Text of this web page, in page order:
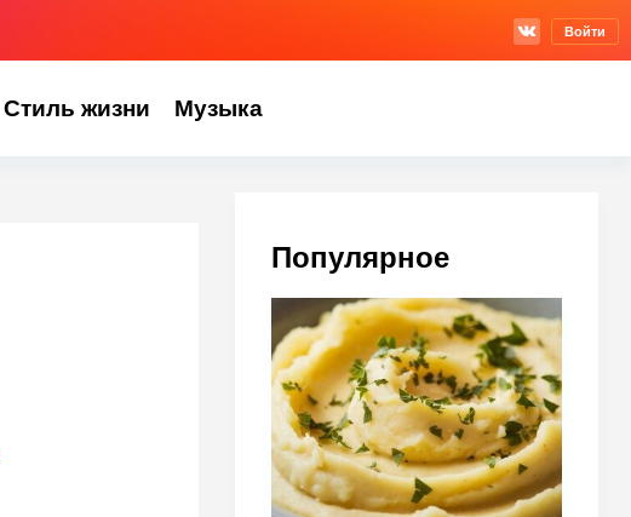
Войти
Стиль жизни Музыка
Популярное